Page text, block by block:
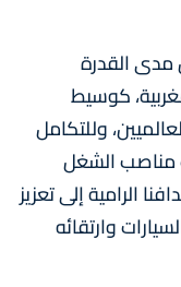
مدى القدرة
كوسيط
وللتكامل
مناصب الشغل
الرامية إلى تعزيز
وارتقائه